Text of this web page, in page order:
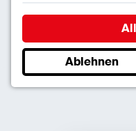
Fort- &
Notwendige
Essenzielle
Funktionen und
der Website
Ablehnen